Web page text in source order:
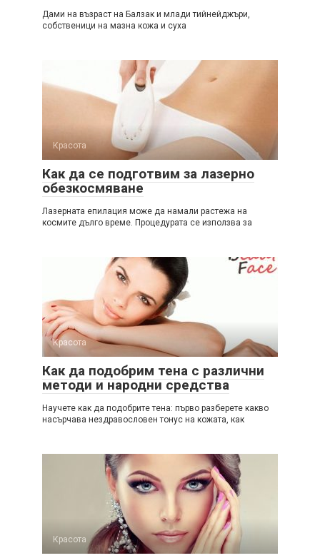
Дами на възраст на Балзак и млади тийнейджъри,
собственици на мазна кожа и суха
Красота
Как да се подготвим за лазерно
обезкосмяване
Лазерната епилация може да намали растежа на
космите дълго време. Процедурата се използва за
Красота
Как да подобрим тена с различни
методи и народни средства
Научете как да подобрите тена: първо разберете какво
насърчава нездравословен тонус на кожата, как
Красота